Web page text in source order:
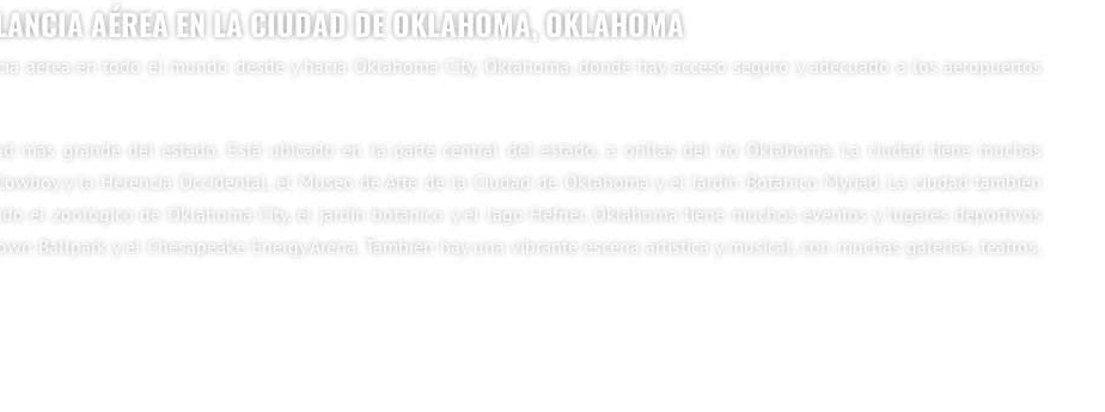
AÉREA EN LA CIUDAD DE OKLAHOMA, OKLAHOMA
aérea en todo el mundo desde y hacia Oklahoma City, Oklahoma, donde hay acceso seguro y adecuado a los aeropuertos
más grande del estado. Está ubicado en la parte central del estado, a orillas del río Oklahoma. La ciudad tiene muchas
y la Herencia Occidental, el Museo de Arte de la Ciudad de Oklahoma y el Jardín Botánico Myriad. La ciudad también
el zoológico de Oklahoma City, el jardín botánico y el lago Hefner. Oklahoma tiene muchos eventos y lugares deportivos
Ballpark y el Chesapeake Energy Arena. También hay una vibrante escena artística y musical, con muchas galerías, teatros,